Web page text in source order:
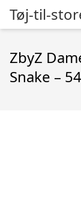
Tøj-til-
ZbyZ
Snake –